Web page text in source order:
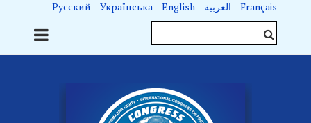
Русский Українська English العربية Français